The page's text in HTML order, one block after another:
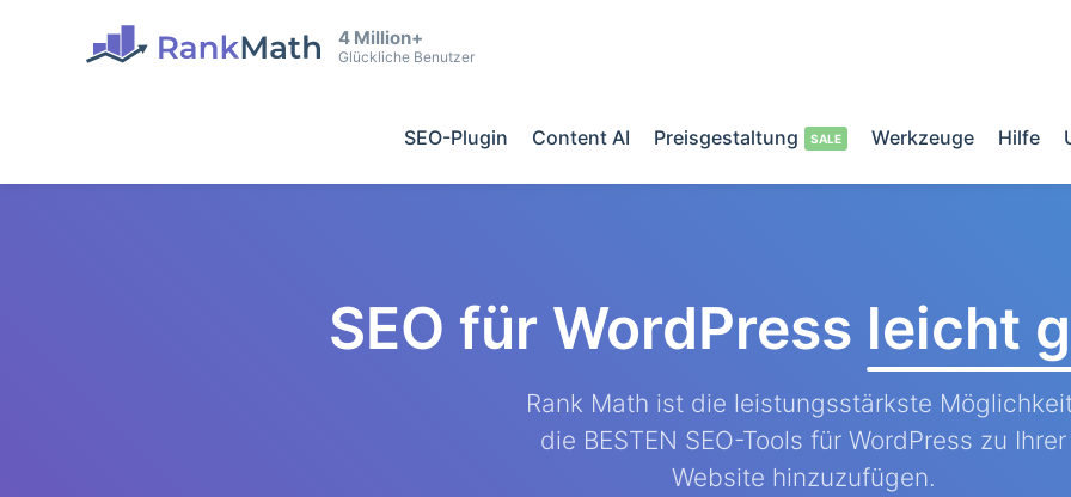
4 Million+
Glückliche Benutzer
SEO-Plugin Content AI Preisgestaltung Werkzeuge Hilfe
SEO für WordPress leicht
Rank Math ist die leistungsstärkste
die BESTEN SEO-Tools für WordPress zu Ihrer
Website hinzuzufügen.